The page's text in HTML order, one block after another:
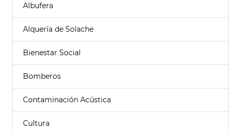
Albufera
Alquería de Solache
Bienestar Social
Bomberos
Contaminación Acústica
Cultura